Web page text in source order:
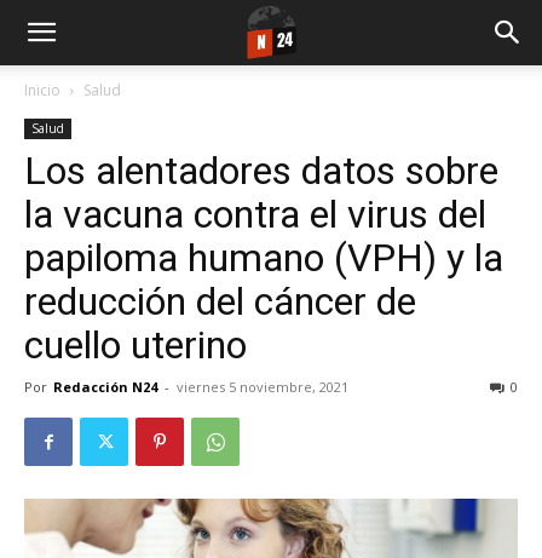
Inicio Salud
Salud
Los alentadores datos sobre
la vacuna contra el virus del
papiloma humano (VPH) y la
reducción del cáncer de
cuello uterino
Por Redacción N24 - viernes 5 noviembre, 2021 0